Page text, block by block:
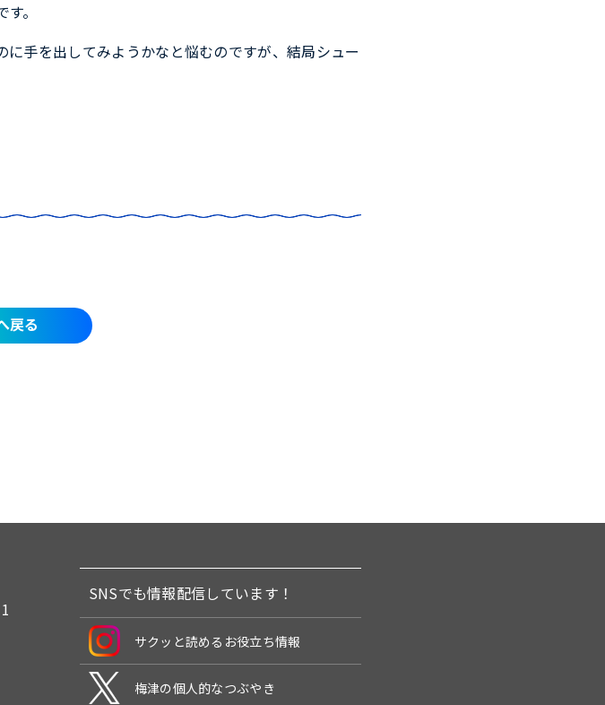
。
手を出してみようかなと悩むのですが、結局シュー
戻る
SNSでも情報配信しています！
サクッと読めるお役立ち情報
梅津の個人的なつぶやき